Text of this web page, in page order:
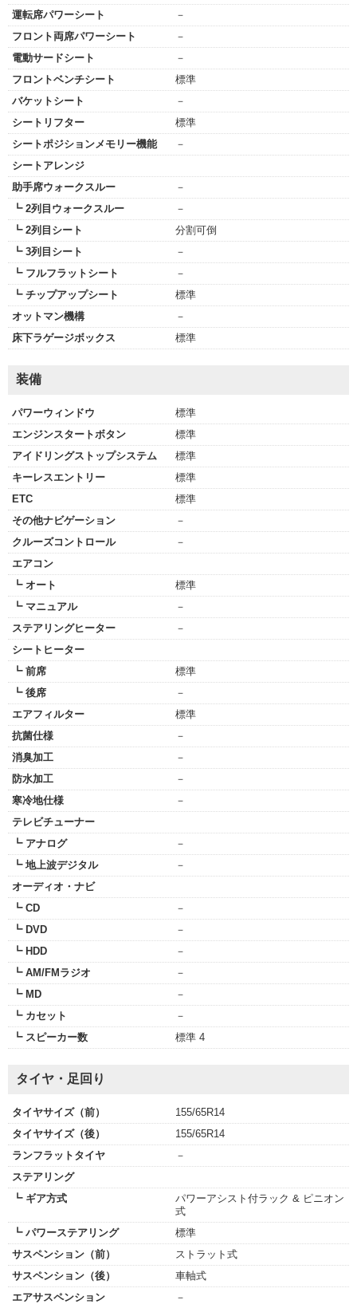
運転席パワーシート
－
フロント両席パワーシート
－
電動サードシート
－
フロントベンチシート
標準
バケットシート
－
シートリフター
標準
シートポジションメモリー機能
－
シートアレンジ
助手席ウォークスルー
－
┗ 2列目ウォークスルー
－
┗ 2列目シート
分割可倒
┗ 3列目シート
－
┗ フルフラットシート
－
┗ チップアップシート
標準
オットマン機構
－
床下ラゲージボックス
標準
装備
パワーウィンドウ
標準
エンジンスタートボタン
標準
アイドリングストップシステム
標準
キーレスエントリー
標準
ETC
標準
その他ナビゲーション
－
クルーズコントロール
－
エアコン
┗ オート
標準
┗ マニュアル
－
ステアリングヒーター
－
シートヒーター
┗ 前席
標準
┗ 後席
－
エアフィルター
標準
抗菌仕様
－
消臭加工
－
防水加工
－
寒冷地仕様
－
テレビチューナー
┗ アナログ
－
┗ 地上波デジタル
－
オーディオ・ナビ
┗ CD
－
┗ DVD
－
┗ HDD
－
┗ AM/FMラジオ
－
┗ MD
－
┗ カセット
－
┗ スピーカー数
標準 4
タイヤ・足回り
タイヤサイズ（前）
155/65R14
タイヤサイズ（後）
155/65R14
ランフラットタイヤ
－
ステアリング
┗ ギア方式
パワーアシスト付ラック & ピニオン
式
┗ パワーステアリング
標準
サスペンション（前）
ストラット式
サスペンション（後）
車軸式
エアサスペンション
－